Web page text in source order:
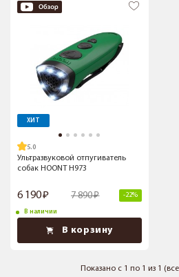
ХИТ
5.0
Ультразвуковой отпугиватель
собак HOONT H973
6 190 7 890 -22%
В наличии
В корзину
Показано с 1 по 1 из 1